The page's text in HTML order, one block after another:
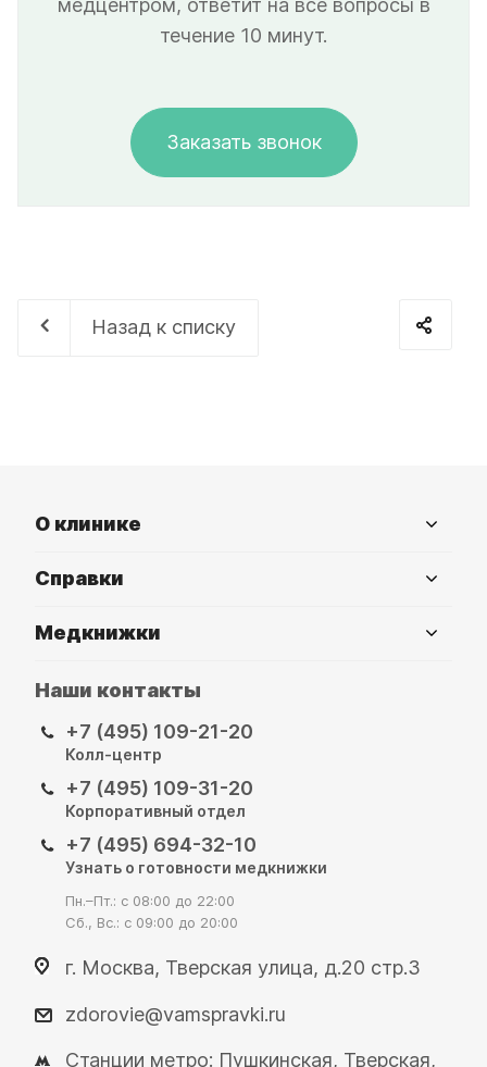
течение 10 минут.
Заказать звонок
Назад к списку
О клинике
Справки
Медкнижки
Наши контакты
+7 (495) 109-21-20
Колл-центр
+7 (495) 109-31-20
Корпоративный отдел
+7 (495) 694-32-10
Узнать о готовности медкнижки
Пн.–Пт.: с 08:00 до 22:00
Сб., Вс.: с 09:00 до 20:00
г. Москва, Тверская улица, д.20 стр.3
zdorovie@vamspravki.ru
Станции метро: Пушкинская, Тверская,